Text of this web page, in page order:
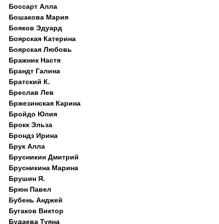
Боссарт Алла
Бошакова Мария
Бояков Эдуард
Боярская Катерина
Боярская Любовь
Бражник Настя
Брандт Галина
Братский К.
Бреслав Лев
Бржезинская Карина
Бройдо Юлия
Брокк Эльза
Брондз Ирина
Брук Алла
Брусникин Дмитрий
Брусникина Марина
Брушин Я.
Брюн Павел
Бубень Анджей
Бугаков Виктор
Будаева Туяна